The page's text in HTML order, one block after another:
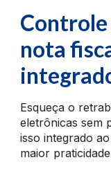
nota
Esqueça o
eletrônicas sem
isso integrado
maior